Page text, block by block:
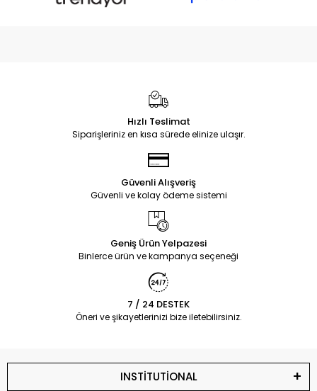
Hızlı Teslimat
Siparişleriniz en kısa sürede elinize ulaşır.
Güvenli Alışveriş
Güvenli ve kolay ödeme sistemi
Geniş Ürün Yelpazesi
Binlerce ürün ve kampanya seçeneği
7 / 24 DESTEK
Öneri ve şikayetlerinizi bize iletebilirsiniz.
INSTİTUTİONAL